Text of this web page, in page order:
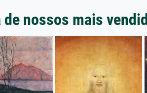
nossos mais